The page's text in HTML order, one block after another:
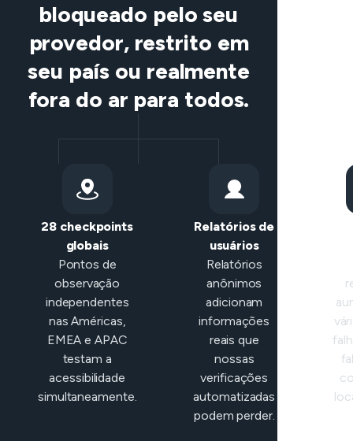
bloqueado pelo seu
provedor, restrito em
seu país ou realmente
fora do ar para todos.
28 checkpoints
globais
Pontos de
observação
independentes
nas Américas,
EMEA e APAC
testam a
acessibilidade
simultaneamente.
Relatórios de
usuários
Relatórios
anônimos
adicionam
informações
reais que
nossas
verificações
automatizadas
podem perder.